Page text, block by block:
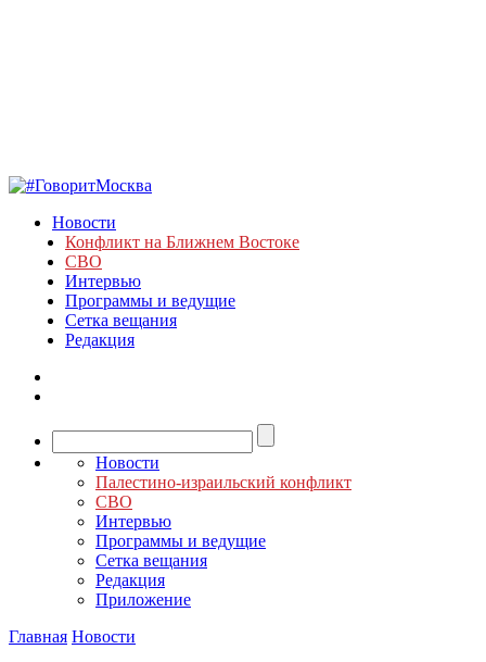
Новости
Конфликт на Ближнем Востоке
СВО
Интервью
Программы и ведущие
Сетка вещания
Редакция
Новости
Палестино-израильский конфликт
СВО
Интервью
Программы и ведущие
Сетка вещания
Редакция
Приложение
Главная Новости